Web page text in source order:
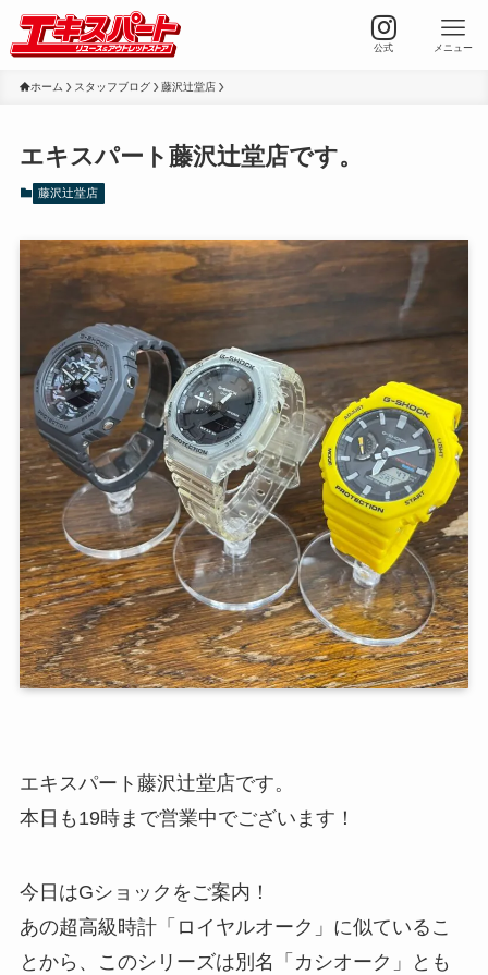
公式 メニュー
ホーム スタッフブログ 藤沢辻堂店
エキスパート藤沢辻堂店です。
藤沢辻堂店
エキスパート藤沢辻堂店です。
本日も19時まで営業中でございます！
今日はGショックをご案内！
あの超高級時計「ロイヤルオーク」に似ているこ
とから、このシリーズは別名「カシオーク」とも